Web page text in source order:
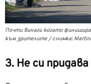
Почти винаги когато
към зрителите / снимка:
3. Не си